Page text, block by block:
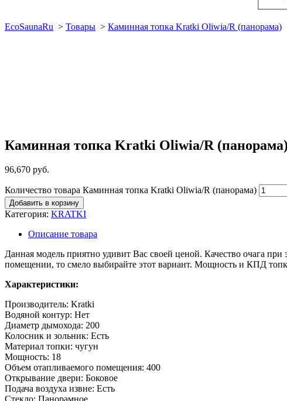
EcoSaunaRu > Товары > Каминная топка Kratki Oliwia/R (панорама)
Каминная топка Kratki Oliwia/R (панорама)
96,670 руб.
Количество товара Каминная топка Kratki Oliwia/R (панорама)
Добавить в корзину
Категория: KRATKI
Описание товара
Данная модель приятно удивит Вас своей ценой. Качество очага
помещении, то смело выбирайте этот вариант. Мощность и КПД
Характеристики:
Производитель: Kratki
Водяной контур: Нет
Диаметр дымохода: 200
Колосник и зольник: Есть
Материал топки: чугун
Мощность: 18
Объем отапливаемого помещения: 400
Открывание двери: Боковое
Подача воздуха извне: Есть